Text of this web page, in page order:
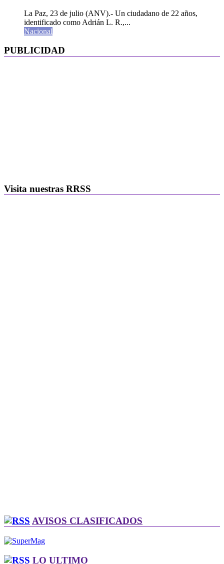
La Paz, 23 de julio (ANV).- Un ciudadano de 22 años,
identificado como Adrián L. R.,...
Nacional
PUBLICIDAD
Visita nuestras RRSS
AVISOS CLASIFICADOS
LO ULTIMO